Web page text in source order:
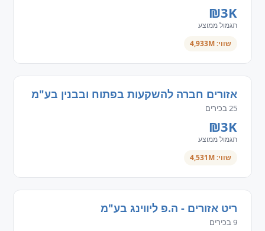
₪3K
תגמול ממוצע
שווי: 4,933M
אזורים חברה להשקעות בפתוח ובבנין בע"מ
25 בכירים
₪3K
תגמול ממוצע
שווי: 4,531M
ריט אזורים - ה.פ ליווינג בע"מ
9 בכירים